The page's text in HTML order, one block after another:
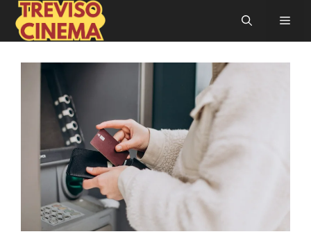
Vai
contenuto